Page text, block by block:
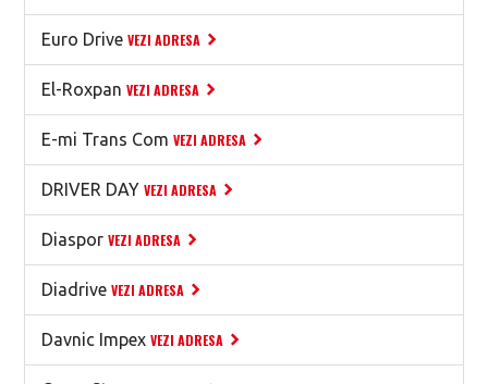
Euro Drive VEZI ADRESA
El-Roxpan VEZI ADRESA
E-mi Trans Com VEZI ADRESA
DRIVER DAY VEZI ADRESA
Diaspor VEZI ADRESA
Diadrive VEZI ADRESA
Davnic Impex VEZI ADRESA